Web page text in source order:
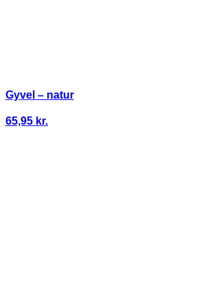
Gyvel – natur
65,95 kr.